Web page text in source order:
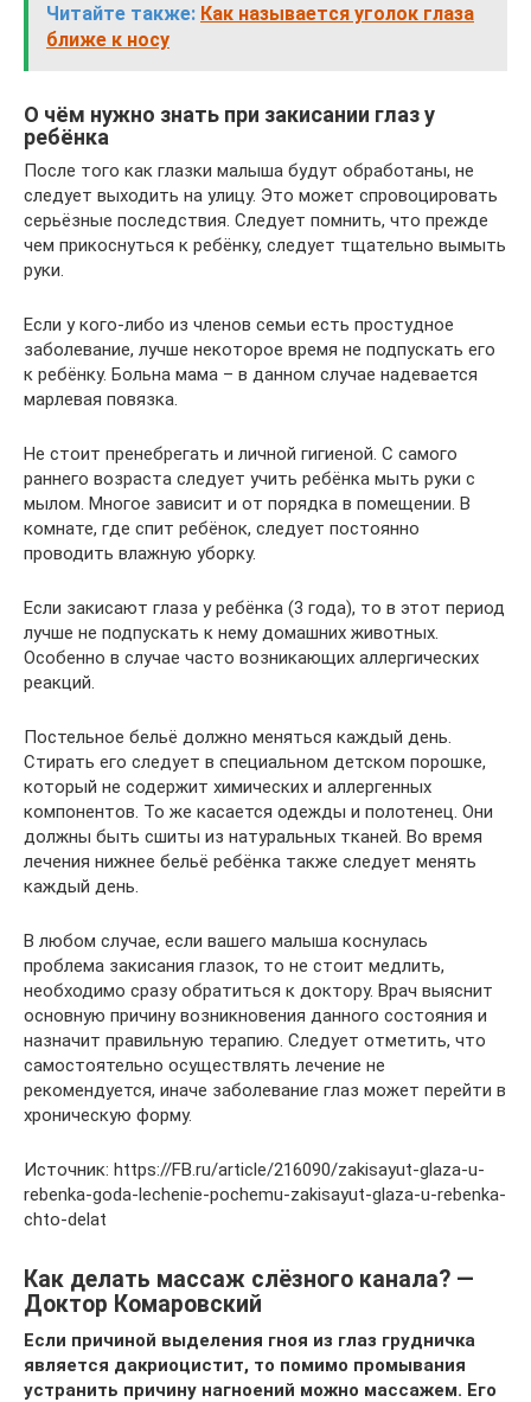
Читайте также: Как называется уголок глаза
ближе к носу
О чём нужно знать при закисании глаз у
ребёнка
После того как глазки малыша будут обработаны, не
следует выходить на улицу. Это может спровоцировать
серьёзные последствия. Следует помнить, что прежде
чем прикоснуться к ребёнку, следует тщательно вымыть
руки.
Если у кого-либо из членов семьи есть простудное
заболевание, лучше некоторое время не подпускать его
к ребёнку. Больна мама – в данном случае надевается
марлевая повязка.
Не стоит пренебрегать и личной гигиеной. С самого
раннего возраста следует учить ребёнка мыть руки с
мылом. Многое зависит и от порядка в помещении. В
комнате, где спит ребёнок, следует постоянно
проводить влажную уборку.
Если закисают глаза у ребёнка (3 года), то в этот период
лучше не подпускать к нему домашних животных.
Особенно в случае часто возникающих аллергических
реакций.
Постельное бельё должно меняться каждый день.
Стирать его следует в специальном детском порошке,
который не содержит химических и аллергенных
компонентов. То же касается одежды и полотенец. Они
должны быть сшиты из натуральных тканей. Во время
лечения нижнее бельё ребёнка также следует менять
каждый день.
В любом случае, если вашего малыша коснулась
проблема закисания глазок, то не стоит медлить,
необходимо сразу обратиться к доктору. Врач выяснит
основную причину возникновения данного состояния и
назначит правильную терапию. Следует отметить, что
самостоятельно осуществлять лечение не
рекомендуется, иначе заболевание глаз может перейти в
хроническую форму.
Источник: https://FB.ru/article/216090/zakisayut-glaza-u-
rebenka-goda-lechenie-pochemu-zakisayut-glaza-u-rebenka-
chto-delat
Как делать массаж слёзного канала? —
Доктор Комаровский
Если причиной выделения гноя из глаз грудничка
является дакриоцистит, то помимо промывания
устранить причину нагноений можно массажем. Его